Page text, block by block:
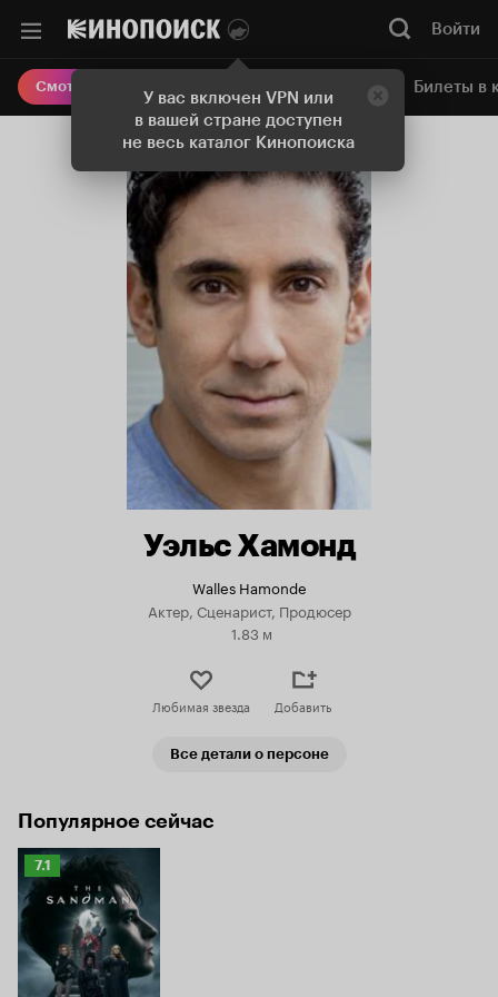
У вас включен VPN или
в вашей стране доступен
не весь каталог Кинопоиска
Войти
Смотреть кино Онлайн-кинотеатр Билеты в
Уэльс Хамонд
Walles Hamonde
Актер, Сценарист, Продюсер
1.83 м
Любимая звезда Добавить
Все детали о персоне
Популярное сейчас
Рейтинг
Кинопоиска
7.1
7.1